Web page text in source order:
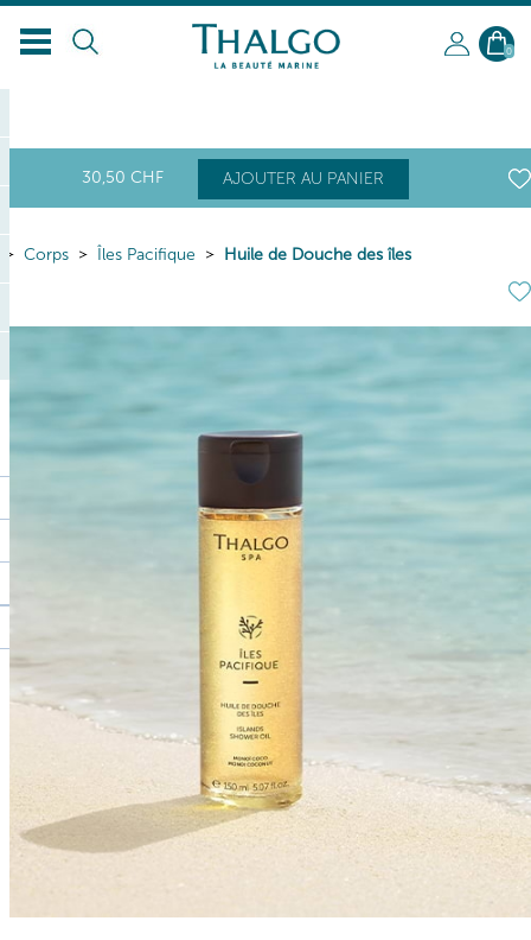
0
30,50 CHF AJOUTER AU PANIER
Corps Îles Pacifique Huile de Douche des îles